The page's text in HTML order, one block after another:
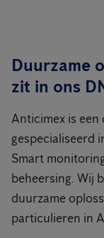
Duurzame
zit in ons
Anticimex is
gespecialiseerd
Smart
beheersing. Wij
duurzame
particulieren in